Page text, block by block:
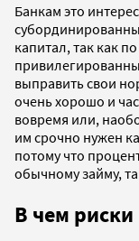
Банкам это
капитал, так как
выправить свои
очень хорошо и
вовремя или,
им срочно нужен
потому что
обычному займу,
В чем риски